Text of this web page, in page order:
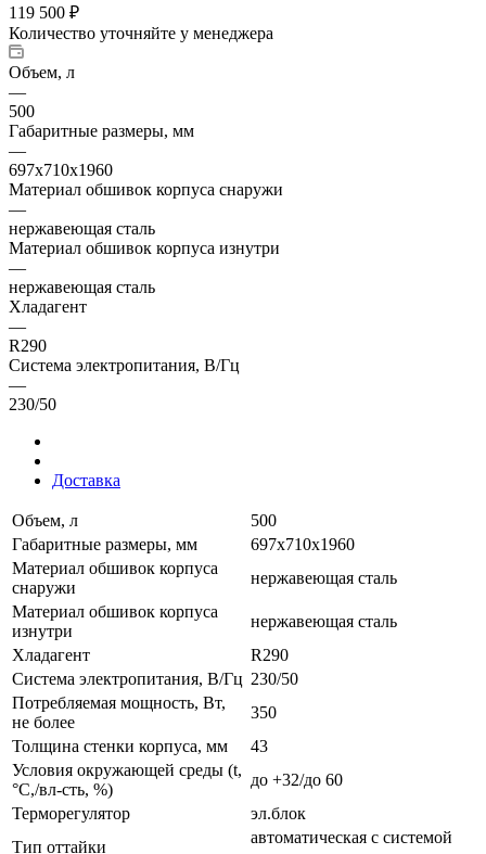
119 500 ₽
Количество уточняйте у менеджера
Объем, л
—
500
Габаритные размеры, мм
—
697х710х1960
Материал обшивок корпуса снаружи
—
нержавеющая сталь
Материал обшивок корпуса изнутри
—
нержавеющая сталь
Хладагент
—
R290
Система электропитания, В/Гц
—
230/50
Доставка
Объем, л
500
Габаритные размеры, мм
697х710х1960
Материал обшивок корпуса
снаружи
нержавеющая сталь
Материал обшивок корпуса
изнутри
нержавеющая сталь
Хладагент
R290
Система электропитания, В/Гц 230/50
Потребляемая мощность, Вт,
не более
350
Толщина стенки корпуса, мм
43
Условия окружающей среды (t,
°C,/вл-сть, %)
до +32/до 60
Терморегулятор
эл.блок
Тип оттайки
автоматическая с системой